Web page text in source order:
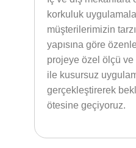
korkuluk
müşterilerimizin
yapısına göre
projeye özel ölçü ve
ile kusursuz
gerçekleştirerek
ötesine geçiyoruz.